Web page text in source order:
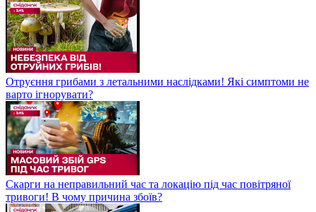
Отруєння грибами з летальними наслідками! Які симптоми не
варто ігнорувати?
Скарги на неправильний час та локацію під час повітряної
тривоги! В чому причина збоїв?